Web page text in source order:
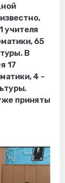
учителя
65
В
17
4 -
приняты